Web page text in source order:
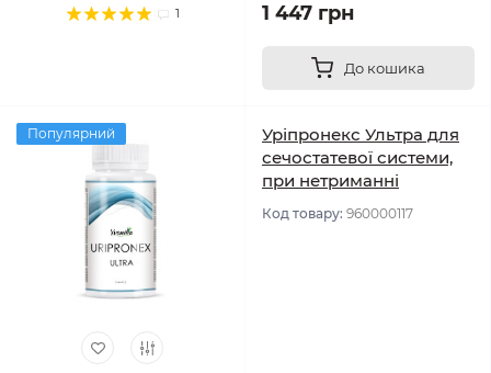
1 1 447 грн
До кошика
Популярний
Уріпронекс Ультра для
сечостатевої системи,
при нетриманні
Код товару: 960000117